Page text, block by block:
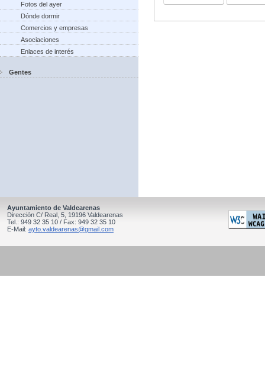
Fotos del ayer
Dónde dormir
Comercios y empresas
Asociaciones
Enlaces de interés
Gentes
Ayuntamiento de Valdearenas
Dirección C/ Real, 5, 19196 Valdearenas
Tel.: 949 32 35 10 / Fax: 949 32 35 10
E-Mail: ayto.valdearenas@gmail.com